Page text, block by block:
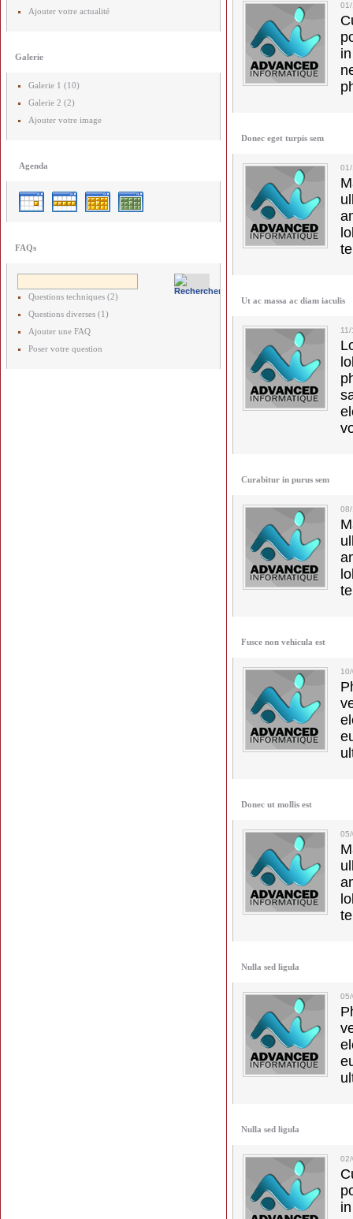
Ajouter votre actualité
Galerie
Galerie 1 (10)
Galerie 2 (2)
Ajouter votre image
Agenda
FAQs
Questions techniques (2)
Questions diverses (1)
Ajouter une FAQ
Poser votre question
Donec eget turpis sem
Ut ac massa ac diam iaculis
Curabitur in purus sem
Fusce non vehicula est
Donec ut mollis est
Nulla sed ligula
Nulla sed ligula